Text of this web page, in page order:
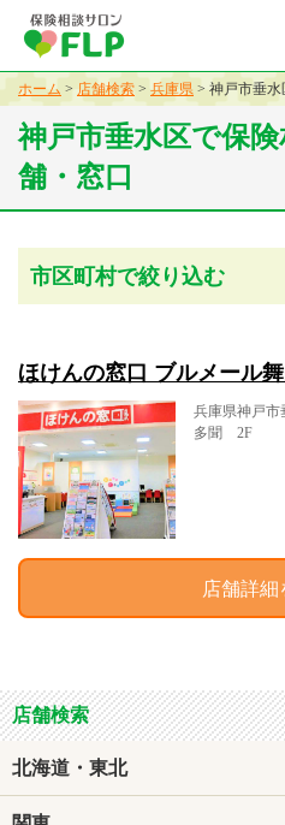
ホーム > 店舗検索 > 兵庫県 > 神戸市垂水
神戸市垂水区で保
舗・窓口
市区町村で絞り込む
ほけんの窓口 ブルメール
兵庫県神戸市
多聞 2F
店舗詳細
店舗検索
北海道・東北